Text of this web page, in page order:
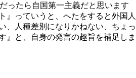
ったら自国第一主義だと思います
』っていうと、へたをすると外国人
、人種差別になりかねない、ちょっ
』と、自身の発言の趣旨を補足しま